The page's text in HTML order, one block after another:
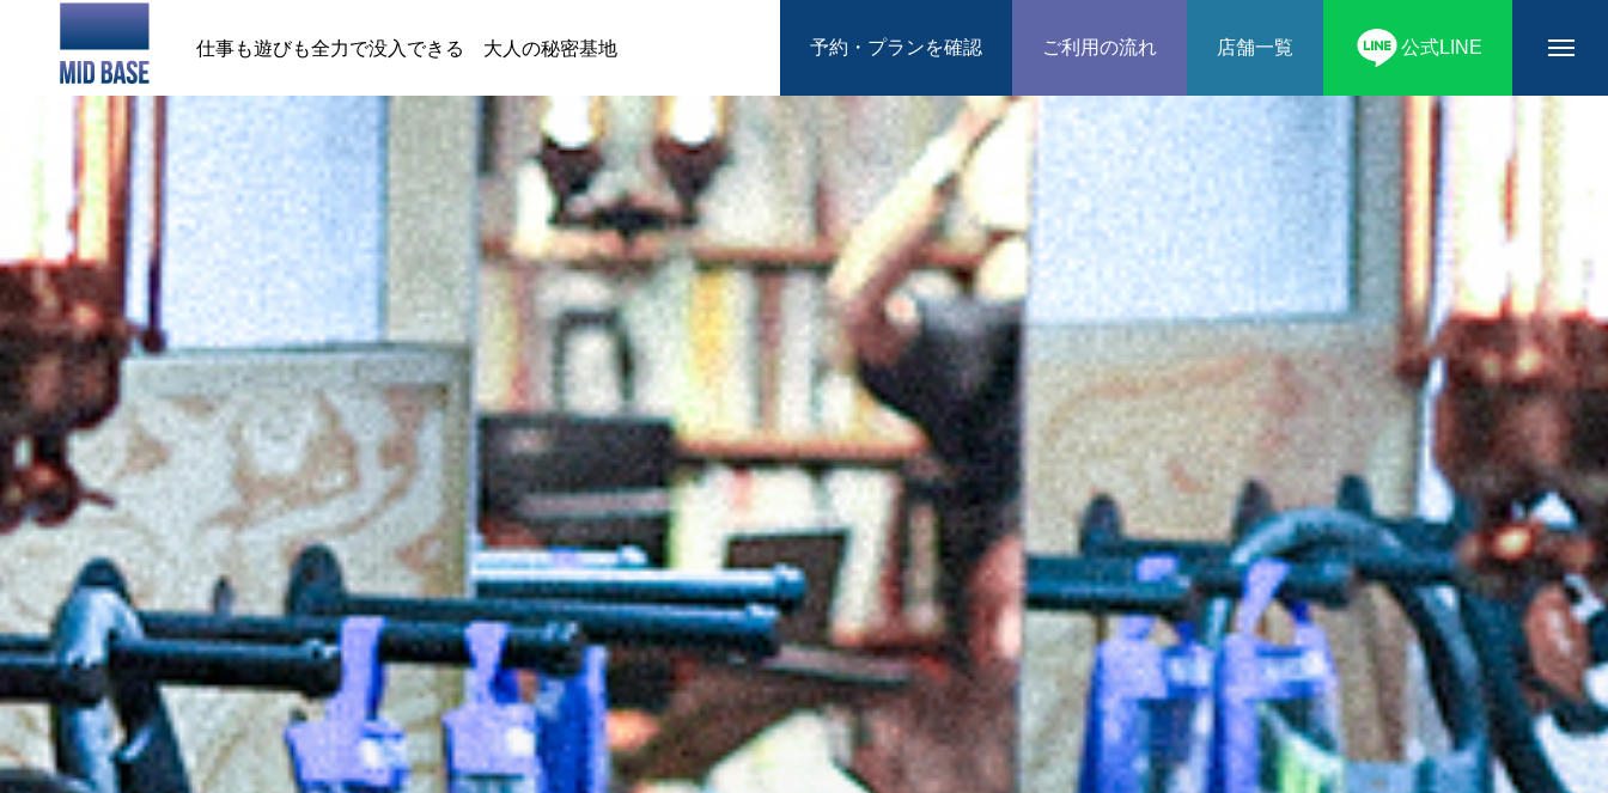
仕事も遊びも全力で没入できる 大人の秘密基地 予約・プランを確認 ご利用の流れ 店舗一覧 公式LINE